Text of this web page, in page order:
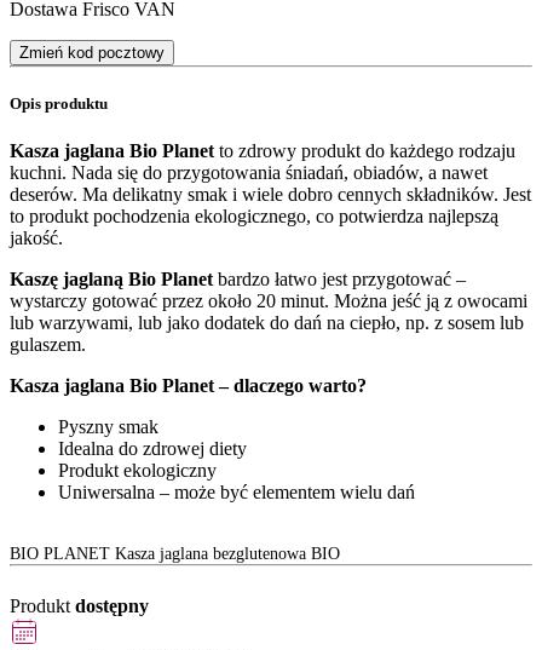
Dostawa Frisco VAN
Zmień kod pocztowy
Opis produktu
Kasza jaglana Bio Planet to zdrowy produkt do każdego rodzaju
kuchni. Nada się do przygotowania śniadań, obiadów, a nawet
deserów. Ma delikatny smak i wiele dobro cennych składników. Jest
to produkt pochodzenia ekologicznego, co potwierdza najlepszą
jakość.
Kaszę jaglaną Bio Planet bardzo łatwo jest przygotować –
wystarczy gotować przez około 20 minut. Można jeść ją z owocami
lub warzywami, lub jako dodatek do dań na ciepło, np. z sosem lub
gulaszem.
Kasza jaglana Bio Planet – dlaczego warto?
Pyszny smak
Idealna do zdrowej diety
Produkt ekologiczny
Uniwersalna – może być elementem wielu dań
BIO PLANET Kasza jaglana bezglutenowa BIO
Produkt dostępny